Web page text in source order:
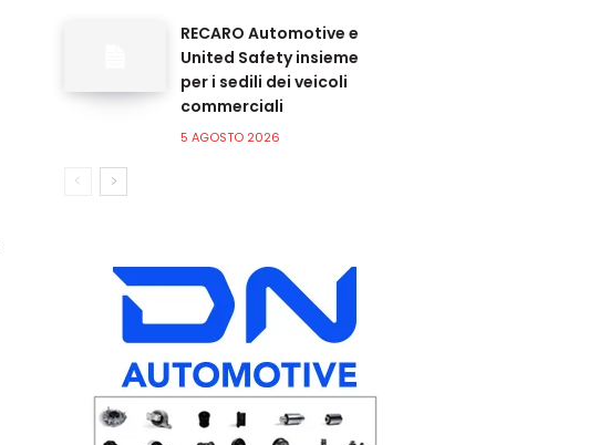
RECARO Automotive e
United Safety insieme
per i sedili dei veicoli
commerciali
5 AGOSTO 2026